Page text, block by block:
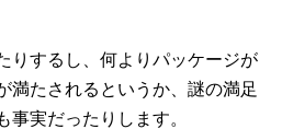
りするし、何よりパッケージが
満たされるというか、謎の満足
事実だったりします。